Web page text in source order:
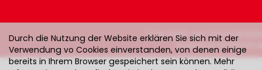
*) inkl. MwSt. zzgl.
Versandkosten
Powered by
SOTESHOP AI
Durch die Nutzung der Website erklären Sie sich mit der
Verwendung vo Cookies einverstanden, von denen einige
bereits in Ihrem Browser gespeichert sein können. Mehr